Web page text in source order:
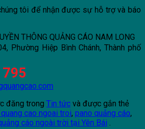
tôi để nhận được sự hỗ trợ và báo
THÔNG QUẢNG CÁO NAM LONG
Phường Hiệp Bình Chánh, Thành phố
đăng trong Tin tức và được gắn thẻ
cao ngoai troi, pano quảng cáo,
cáo ngoài trời tại Yên Bái